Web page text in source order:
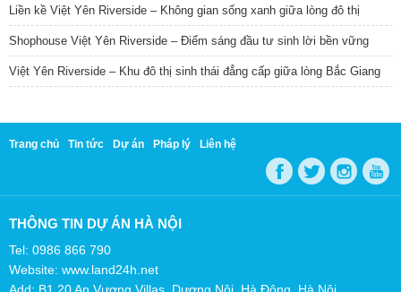
Liền kề Việt Yên Riverside – Không gian sống xanh giữa lòng đô thị
Shophouse Việt Yên Riverside – Điểm sáng đầu tư sinh lời bền vững
Việt Yên Riverside – Khu đô thị sinh thái đẳng cấp giữa lòng Bắc Giang
Trang chủ Tin tức Dự án Pháp lý Liên hệ
THÔNG TIN DỰ ÁN HÀ NỘI
Tel: 0986 866 790
Website: www.land24h.net